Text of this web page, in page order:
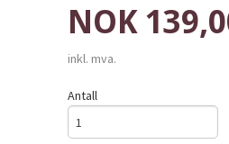
Pris
NOK
inkl. mva.
Antall